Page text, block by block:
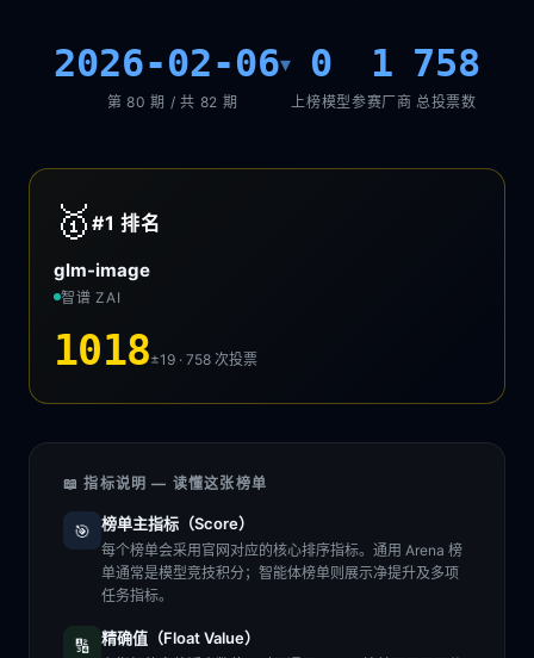
2026-02-06▾
第 80 期 / 共 82 期
0
上榜模型
1
参赛厂商
758
总投票数
🥇 #1排名
glm-image
智谱 ZAI
1018±19 · 758次投票
📖 指标说明 — 读懂这张榜单
🎯 榜单主指标（Score）
每个榜单会采用官网对应的核心排序指标。通用 Arena 榜
单通常是模型竞技积分；智能体榜单则展示净提升及多项
任务指标。
🔢 精确值（Float Value）